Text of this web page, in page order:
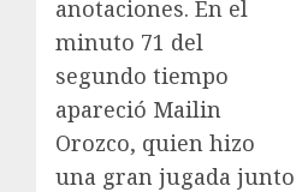
anotaciones. En el
minuto 71 del
segundo tiempo
apareció Mailin
Orozco, quien hizo
una gran jugada junto